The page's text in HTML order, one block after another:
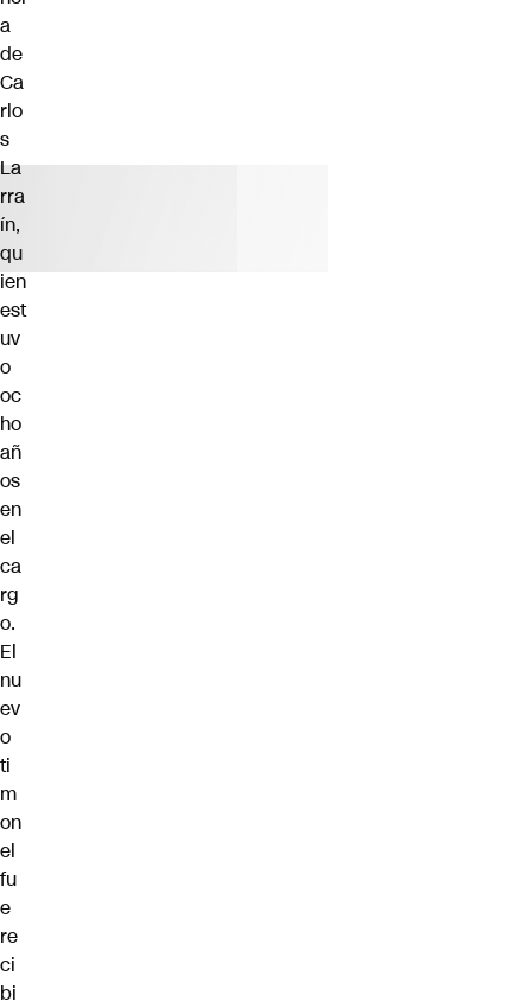
a
de
Ca
rlo
s
La
rra
ín,
qu
ien
est
uv
o
oc
ho
añ
os
en
el
ca
rg
o.
El
nu
ev
o
ti
m
on
el
fu
e
re
ci
bi